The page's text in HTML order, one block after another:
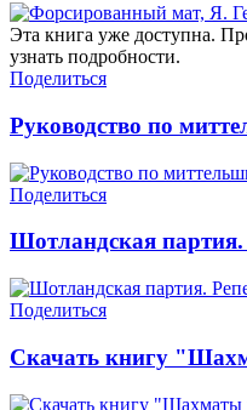
Эта книга уже доступна.
узнать подробности.
Поделиться
Руководство по
Поделиться
Шотландская партия.
Поделиться
Скачать книгу